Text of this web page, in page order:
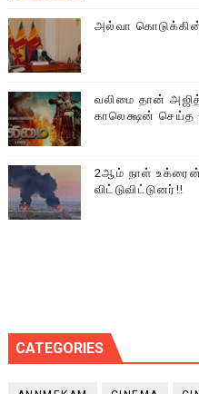
அல்வா
வலிமை தான்
காலெக்ஷன் செய்த
2ஆம் நாள்
விட்டுவிட்டுனர்!!
CATEGORIES